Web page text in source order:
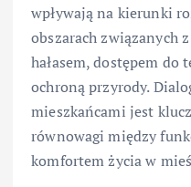
wpływają na kierunki
obszarach związanych
hałasem, dostępem do
ochroną przyrody.
mieszkańcami jest
równowagi między
komfortem życia w